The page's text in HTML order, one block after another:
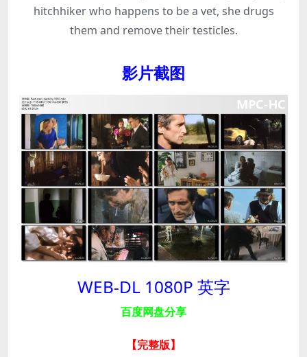
hitchhiker who happens to be a vet, she drugs
them and remove their testicles.
影片截图
WEB-DL 1080P 英字
百度网盘分享
【完整版】